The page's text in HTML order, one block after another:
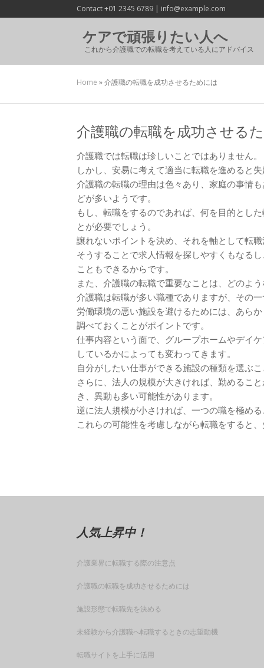
Contact +01 2345 6789 | info@example.com
ケアで頑張りたい人へ
これから介護職での転職を考えている人にアドバイス
Home »介護職の転職を成功させるためには
介護職の転職を成功させる
介護職では転職は珍しいことではありません。
しかし、安易に考えて適当に転職を進めると
介護職の転職の理由は色々あり、家庭の事情
どが多いようです。
もし、転職をするのであれば、何を目的とし
とが必要でしょう。
譲れないポイントを決め、それを軸として転
そうすることで求人情報を探しやすくもなる
こともできるからです。
また、介護職の転職で重要なことは、どのよ
介護職は転職が多い職種でありますが、その
労働環境の悪い施設を避けるためには、あら
調べておくことがポイントです。
仕事内容という面で、グループホームやデイ
しているかによっても変わってきます。
自分がしたい仕事ができる施設の種類を選ぶ
さらに、法人の規模が大きければ、勤めるこ
き、異動も多い可能性があります。
逆に法人規模が小さければ、一つの職を極め
これらの可能性を考慮しながら転職をすると
人気上昇中！
介護業界に転職する際の注意点
介護職の転職を成功させるためには
施設形態で転職先を決める
未経験から介護職へ転職するときの志望動機
転職サイトを上手に活用